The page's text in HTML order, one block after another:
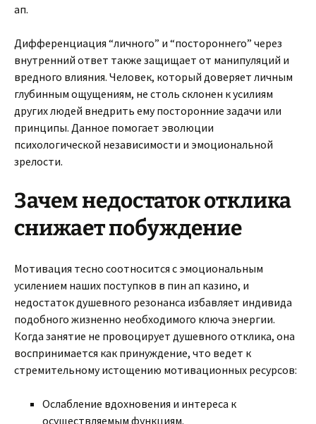
ап.
Дифференциация “личного” и “постороннего” через
внутренний ответ также защищает от манипуляций и
вредного влияния. Человек, который доверяет личным
глубинным ощущениям, не столь склонен к усилиям
других людей внедрить ему посторонние задачи или
принципы. Данное помогает эволюции
психологической независимости и эмоциональной
зрелости.
Зачем недостаток отклика
снижает побуждение
Мотивация тесно соотносится с эмоциональным
усилением наших поступков в пин ап казино, и
недостаток душевного резонанса избавляет индивида
подобного жизненно необходимого ключа энергии.
Когда занятие не провоцирует душевного отклика, она
воспринимается как принуждение, что ведет к
стремительному истощению мотивационных ресурсов:
Ослабление вдохновения и интереса к
осуществляемым функциям.